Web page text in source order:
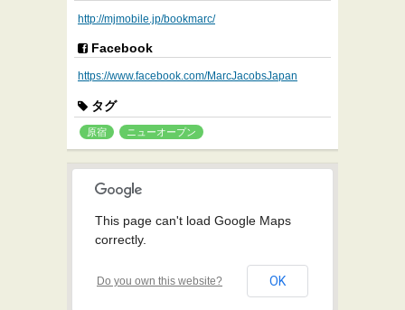
http://mjmobile.jp/bookmarc/
Facebook
https://www.facebook.com/MarcJacobsJapan
タグ
原宿 ニューオープン
This page can't load Google Maps
correctly.
Do you own this website? OK